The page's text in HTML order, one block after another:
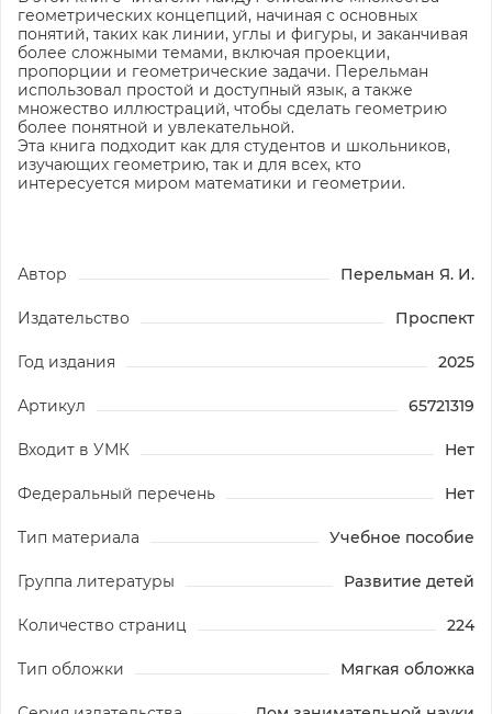
геометрических концепций, начиная с основных
понятий, таких как линии, углы и фигуры, и заканчивая
более сложными темами, включая проекции,
пропорции и геометрические задачи. Перельман
использовал простой и доступный язык, а также
множество иллюстраций, чтобы сделать геометрию
более понятной и увлекательной.
Эта книга подходит как для студентов и школьников,
изучающих геометрию, так и для всех, кто
интересуется миром математики и геометрии.
Автор Перельман Я. И.
Издательство Проспект
Год издания 2025
Артикул 65721319
Входит в УМК Нет
Федеральный перечень Нет
Тип материала Учебное пособие
Группа литературы Развитие детей
Количество страниц 224
Тип обложки Мягкая обложка